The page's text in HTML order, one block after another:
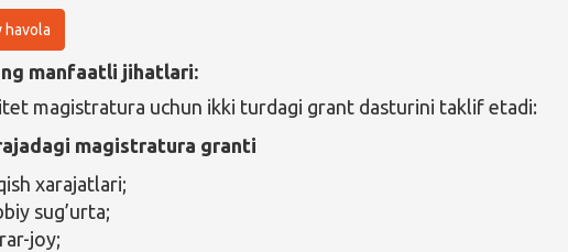
havola
manfaatli jihatlari:
magistratura uchun ikki turdagi grant dasturini taklif etadi:
magistratura granti
xarajatlari;
sug’urta;
joy;